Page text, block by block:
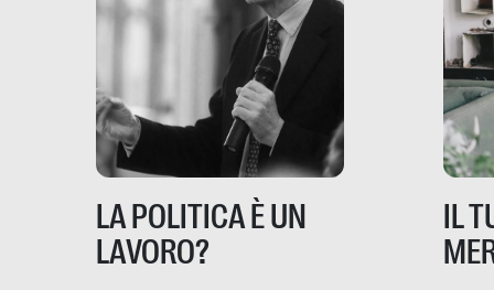
LA POLITICA È UN
LAVORO?
IL